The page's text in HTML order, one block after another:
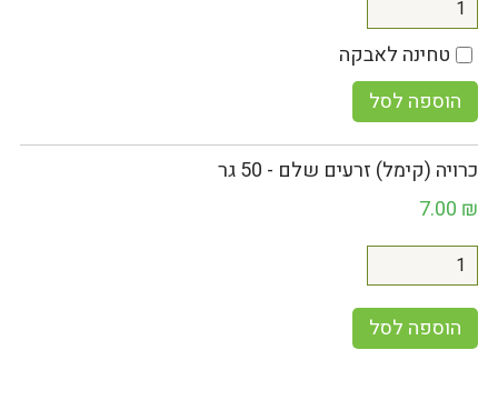
טחינה לאבקה
הוספה לסל
כרויה (קימל) זרעים שלם - 50 גר
7.00 ₪
הוספה לסל